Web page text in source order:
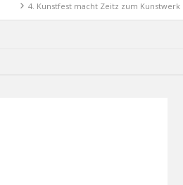
4. Kunstfest macht Zeitz zum Kunstwerk